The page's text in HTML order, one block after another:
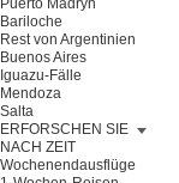
Puerto Madryn
Bariloche
Rest von Argentinien
Buenos Aires
Iguazu-Fälle
Mendoza
Salta
ERFORSCHEN SIE
NACH ZEIT
Wochenendausflüge